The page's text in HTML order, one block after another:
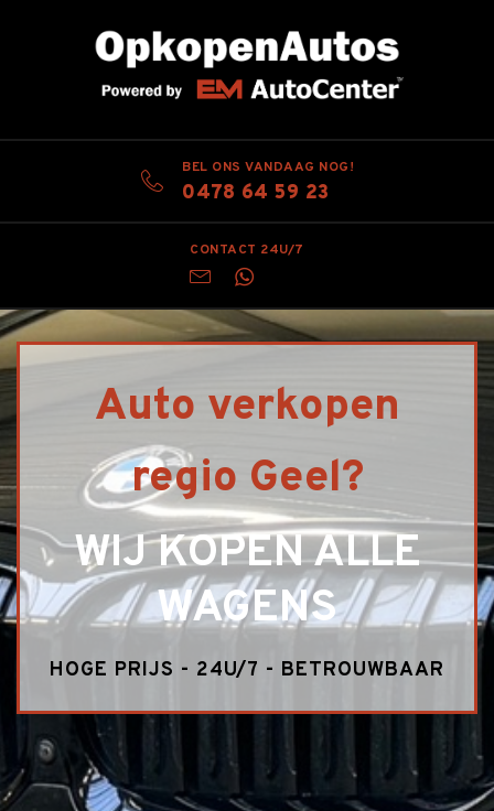
BEL ONS VANDAAG NOG!
0478 64 59 23
CONTACT 24U/7
Auto verkopen
regio Geel?
WIJ KOPEN ALLE
WAGENS
HOGE PRIJS - 24U/7 - BETROUWBAAR